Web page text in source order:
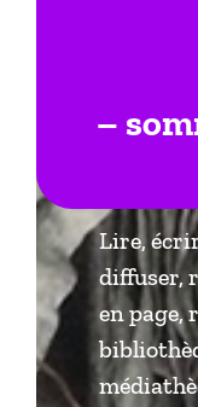
–
Lire,
diffuser,
en page,